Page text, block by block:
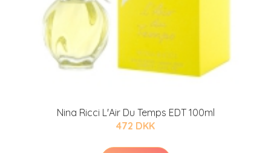
Nina Ricci L'Air Du Temps EDT 100ml
472 DKK